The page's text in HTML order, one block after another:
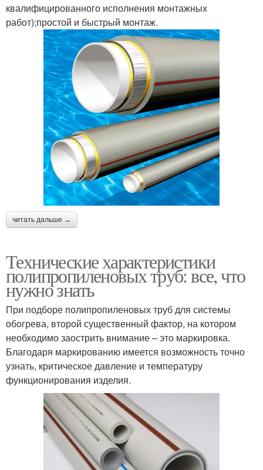
квалифицированного исполнения монтажных
работ);простой и быстрый монтаж.
читать дальше →
Технические характеристики
полипропиленовых труб: все, что
нужно знать
При подборе полипропиленовых труб для системы
обогрева, второй существенный фактор, на котором
необходимо заострить внимание – это маркировка.
Благодаря маркированию имеется возможность точно
узнать, критическое давление и температуру
функционирования изделия.